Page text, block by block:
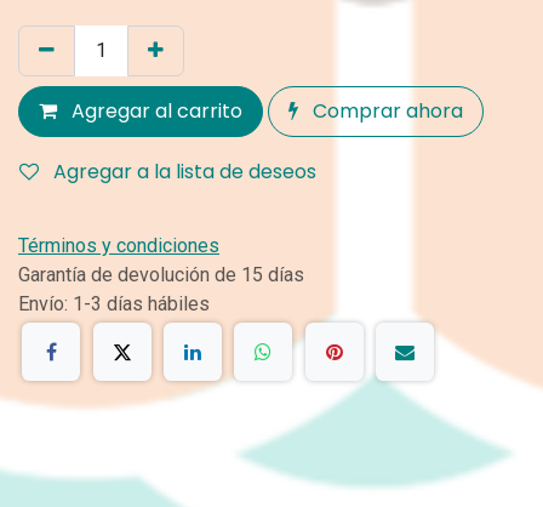
Agregar al carrito Comprar ahora
Agregar a la lista de deseos
Términos y condiciones
Garantía de devolución de 15 días
Envío: 1-3 días hábiles